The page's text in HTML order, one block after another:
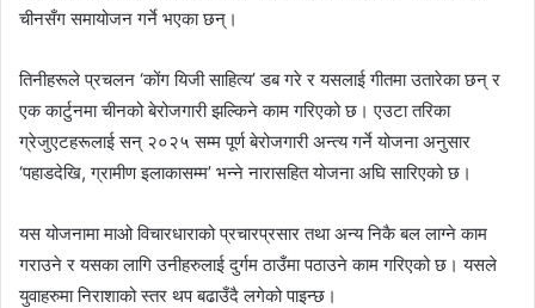
चीनसँग समायोजन गर्ने भएका छन्।
तिनीहरूले प्रचलन ‘कोंग यिजी साहित्य’ डब गरे र यसलाई गीतमा उतारेका छन् र
एक कार्टुनमा चीनको बेरोजगारी झल्किने काम गरिएको छ। एउटा तरिका
ग्रेजुएटहरूलाई सन् २०२५ सम्म पूर्ण बेरोजगारी अन्त्य गर्ने योजना अनुसार
‘पहाडदेखि, ग्रामीण इलाकासम्म’ भन्‍ने नारासहित योजना अघि सारिएको छ।
यस योजनामा माओ विचारधाराको प्रचारप्रसार तथा अन्य निकै बल लाग्‍ने काम
गराउने र यसका लागि उनीहरुलाई दुर्गम ठाउँमा पठाउने काम गरिएको छ। यसले
युवाहरुमा निराशाको स्तर थप बढाउँदै लगेको पाइन्छ।